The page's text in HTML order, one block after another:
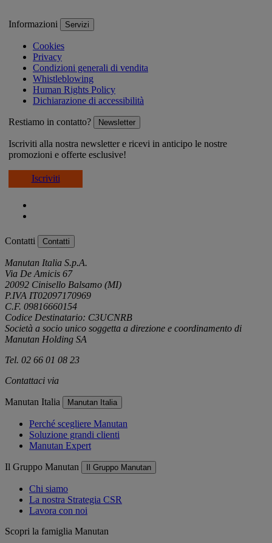
Informazioni Servizi
Cookies
Privacy
Condizioni generali di vendita
Whistleblowing
Human Rights Policy
Dichiarazione di accessibilità
Restiamo in contatto? Newsletter
Iscriviti alla nostra newsletter e ricevi in anticipo le nostre
promozioni e offerte esclusive!
Iscriviti
Contatti Contatti
Manutan Italia S.p.A.
Via De Amicis 67
20092 Cinisello Balsamo (MI)
P.IVA IT02097170969
C.F. 09816660154
Codice Destinatario: C3UCNRB
Società a socio unico soggetta a direzione e coordinamento di
Manutan Holding SA
Tel. 02 66 01 08 23
Contattaci via
Manutan Italia Manutan Italia
Perché scegliere Manutan
Soluzione grandi clienti
Manutan Expert
Il Gruppo Manutan Il Gruppo Manutan
Chi siamo
La nostra Strategia CSR
Lavora con noi
Scopri la famiglia Manutan